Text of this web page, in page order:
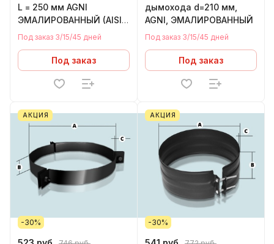
L = 250 мм AGNI
ЭМАЛИРОВАННЫЙ (AISI
430 - нержавейка)
Под заказ 3/15/45 дней
Под заказ
дымохода d=210 мм,
AGNI, ЭМАЛИРОВАННЫЙ
Под заказ 3/15/45 дней
Под заказ
АКЦИЯ
-30%
АКЦИЯ
-30%